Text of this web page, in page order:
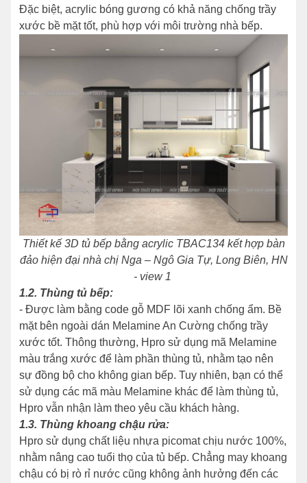
Đặc biệt, acrylic bóng gương có khả năng chống trầy
xước bề mặt tốt, phù hợp với môi trường nhà bếp.
Thiết kế 3D tủ bếp bằng acrylic TBAC134 kết hợp bàn
đảo hiện đại nhà chị Nga – Ngô Gia Tự, Long Biên, HN
- view 1
1.2. Thùng tủ bếp:
- Được làm bằng code gỗ MDF lõi xanh chống ẩm. Bề
mặt bên ngoài dán Melamine An Cường chống trầy
xước tốt. Thông thường, Hpro sử dụng mã Melamine
màu trắng xước để làm phần thùng tủ, nhằm tạo nên
sự đồng bộ cho không gian bếp. Tuy nhiên, bạn có thể
sử dụng các mã màu Melamine khác để làm thùng tủ,
Hpro vẫn nhận làm theo yêu cầu khách hàng.
1.3. Thùng khoang chậu rửa:
Hpro sử dụng chất liệu nhựa picomat chịu nước 100%,
nhằm nâng cao tuổi thọ của tủ bếp. Chẳng may khoang
chậu có bị rò rỉ nước cũng không ảnh hưởng đến các